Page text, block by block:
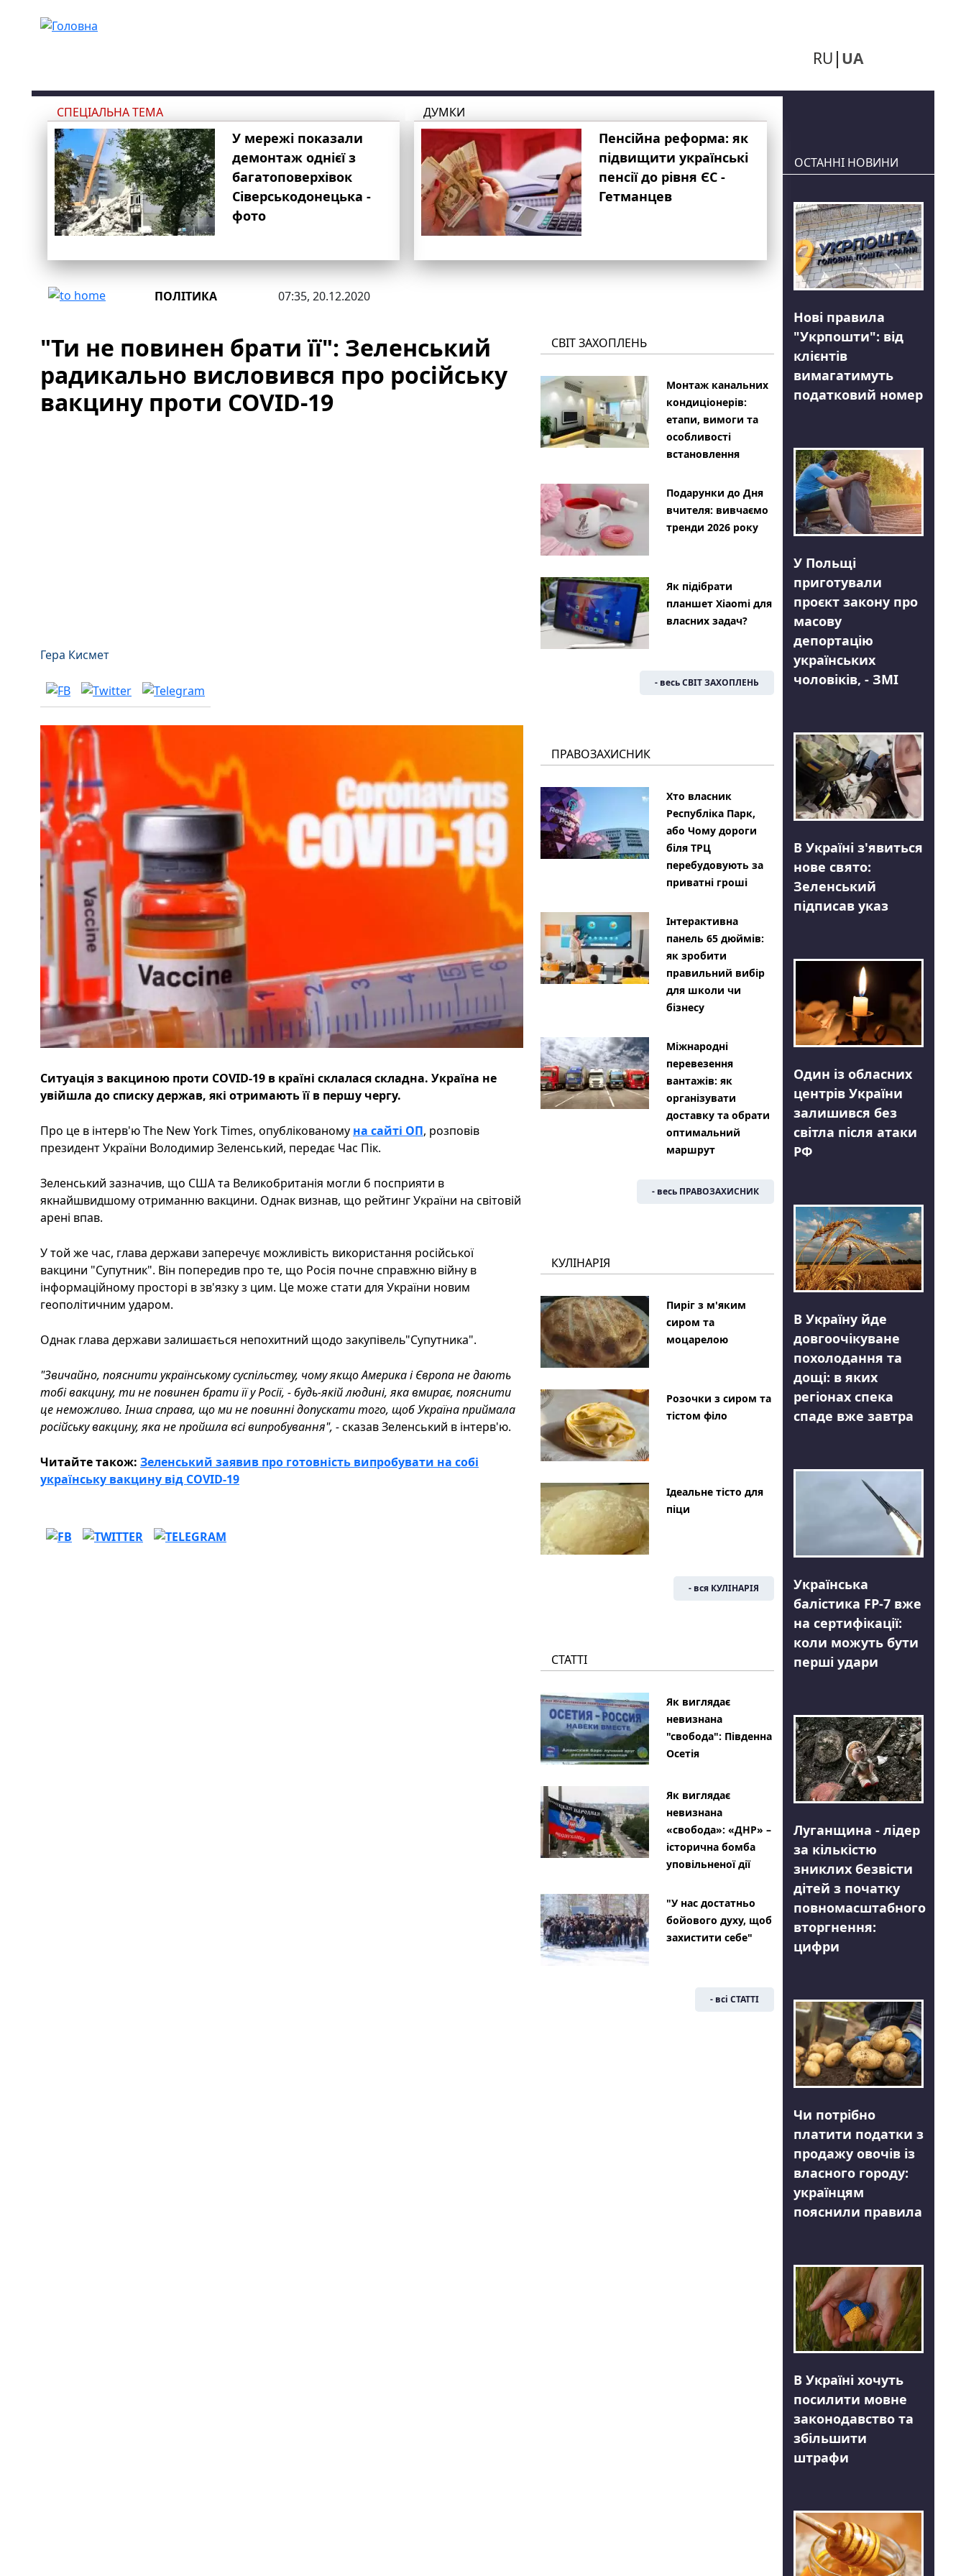
RU UA
СПЕЦІАЛЬНА ТЕМА
У мережі показали
демонтаж однієї з
багатоповерхівок
Сіверськодонецька -
фото
ДУМКИ
Пенсійна реформа: як
підвищити українські
пенсії до рівня ЄС -
Гетманцев
ПОЛІТИКА 07:35, 20.12.2020
"Ти не повинен брати її": Зеленський
радикально висловився про російську
вакцину проти COVID-19
Гера Кисмет
Ситуація з вакциною проти COVID-19 в країні склалася складна. Україна не
увійшла до списку держав, які отримають її в першу чергу.
Про це в інтерв'ю The New York Times, опублікованому на сайті ОП, розповів
президент України Володимир Зеленський, передає Час Пік.
Зеленський зазначив, що США та Великобританія могли б посприяти в
якнайшвидшому отриманню вакцини. Однак визнав, що рейтинг України на світовій
арені впав.
У той же час, глава держави заперечує можливість використання російської
вакцини "Супутник". Він попередив про те, що Росія почне справжню війну в
інформаційному просторі в зв'язку з цим. Це може стати для України новим
геополітичним ударом.
Однак глава держави залишається непохитний щодо закупівель"Супутника".
"Звичайно, пояснити українському суспільству, чому якщо Америка і Європа не дають
тобі вакцину, ти не повинен брати її у Росії, - будь-якій людині, яка вмирає, пояснити
це неможливо. Інша справа, що ми не повинні допускати того, щоб Україна приймала
російську вакцину, яка не пройшла всі випробування", -сказав Зеленський в інтерв'ю.
Читайте також: Зеленський заявив про готовність випробувати на собі
українську вакцину від COVID-19
СВІТ ЗАХОПЛЕНЬ
Монтаж канальних
кондиціонерів:
етапи, вимоги та
особливості
встановлення
Подарунки до Дня
вчителя: вивчаємо
тренди 2026 року
Як підібрати
планшет Xiaomi для
власних задач?
- весь СВІТ ЗАХОПЛЕНЬ
ПРАВОЗАХИСНИК
Хто власник
Республіка Парк,
або Чому дороги
біля ТРЦ
перебудовують за
приватні гроші
Інтерактивна
панель 65 дюймів:
як зробити
правильний вибір
для школи чи
бізнесу
Міжнародні
перевезення
вантажів: як
організувати
доставку та обрати
оптимальний
маршрут
- весь ПРАВОЗАХИСНИК
КУЛІНАРІЯ
Пиріг з м'яким
сиром та
моцарелою
Розочки з сиром та
тістом філо
Ідеальне тісто для
піци
- вся КУЛІНАРІЯ
СТАТТІ
Як виглядає
невизнана
"свобода": Південна
Осетія
Як виглядає
невизнана
«свобода»: «ДНР» –
історична бомба
уповільненої дії
"У нас достатньо
бойового духу, щоб
захистити себе"
- всі СТАТТІ
ОСТАННІ НОВИНИ
Нові правила
"Укрпошти": від
клієнтів
вимагатимуть
податковий номер
У Польщі
приготували
проєкт закону про
масову
депортацію
українських
чоловіків, - ЗМІ
В Україні з'явиться
нове свято:
Зеленський
підписав указ
Один із обласних
центрів України
залишився без
світла після атаки
РФ
В Україну йде
довгоочікуване
похолодання та
дощі: в яких
регіонах спека
спаде вже завтра
Українська
балістика FP-7 вже
на сертифікації:
коли можуть бути
перші удари
Луганщина - лідер
за кількістю
зниклих безвісти
дітей з початку
повномасштабного
вторгнення:
цифри
Чи потрібно
платити податки з
продажу овочів із
власного городу:
українцям
пояснили правила
В Україні хочуть
посилити мовне
законодавство та
збільшити
штрафи